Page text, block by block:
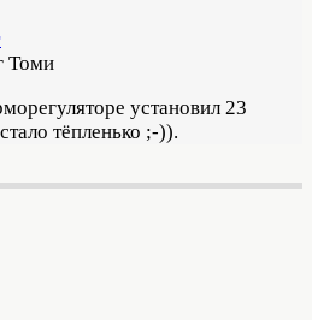
Томи
установил 23
тёпленько ;-)).